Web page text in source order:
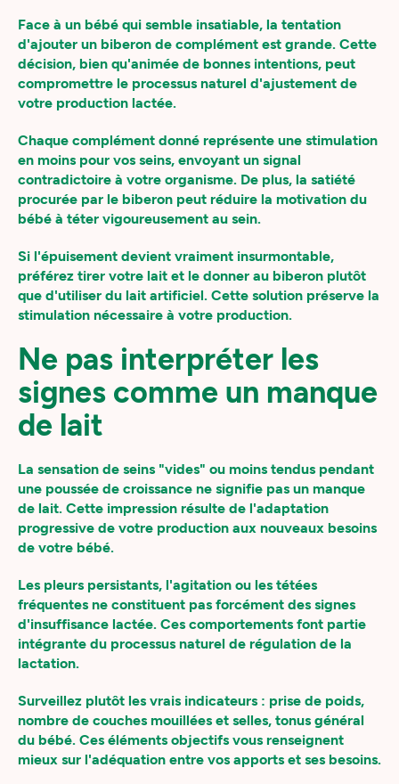
Face à un bébé qui semble insatiable, la tentation
d'ajouter un biberon de complément est grande. Cette
décision, bien qu'animée de bonnes intentions, peut
compromettre le processus naturel d'ajustement de
votre production lactée.
Chaque complément donné représente une stimulation
en moins pour vos seins, envoyant un signal
contradictoire à votre organisme. De plus, la satiété
procurée par le biberon peut réduire la motivation du
bébé à téter vigoureusement au sein.
Si l'épuisement devient vraiment insurmontable,
préférez tirer votre lait et le donner au biberon plutôt
que d'utiliser du lait artificiel. Cette solution préserve la
stimulation nécessaire à votre production.
Ne pas interpréter les
signes comme un manque
de lait
La sensation de seins "vides" ou moins tendus pendant
une poussée de croissance ne signifie pas un manque
de lait. Cette impression résulte de l'adaptation
progressive de votre production aux nouveaux besoins
de votre bébé.
Les pleurs persistants, l'agitation ou les tétées
fréquentes ne constituent pas forcément des signes
d'insuffisance lactée. Ces comportements font partie
intégrante du processus naturel de régulation de la
lactation.
Surveillez plutôt les vrais indicateurs : prise de poids,
nombre de couches mouillées et selles, tonus général
du bébé. Ces éléments objectifs vous renseignent
mieux sur l'adéquation entre vos apports et ses besoins.